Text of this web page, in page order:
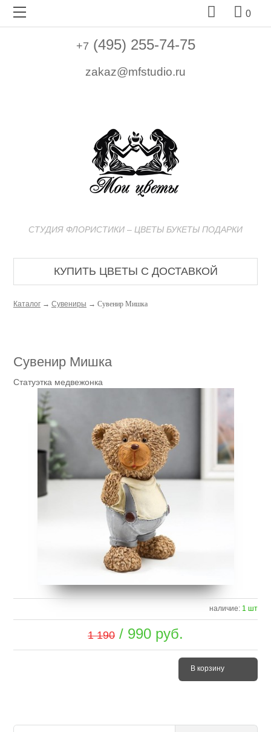
  0
+7 (495) 255-74-75
zakaz@mfstudio.ru
СТУДИЯ ФЛОРИСТИКИ – ЦВЕТЫ БУКЕТЫ ПОДАРКИ
КУПИТЬ ЦВЕТЫ С ДОСТАВКОЙ
Каталог → Сувениры → Сувенир Мишка
Сувенир Мишка
Статуэтка медвежонка
наличие: 1 шт
1 190 / 990 руб.
В корзину